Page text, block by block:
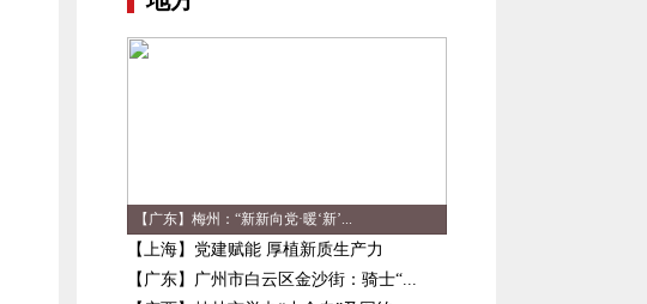
【广东】梅州：“新新向党·暖‘新’...
【上海】党建赋能 厚植新质生产力
【广东】广州市白云区金沙街：骑士“...